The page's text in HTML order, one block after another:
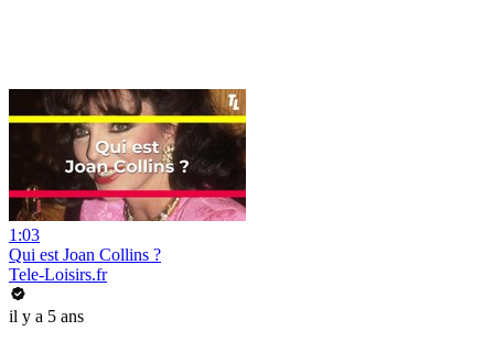
1:03
Qui est Joan Collins ?
Tele-Loisirs.fr
il y a 5 ans